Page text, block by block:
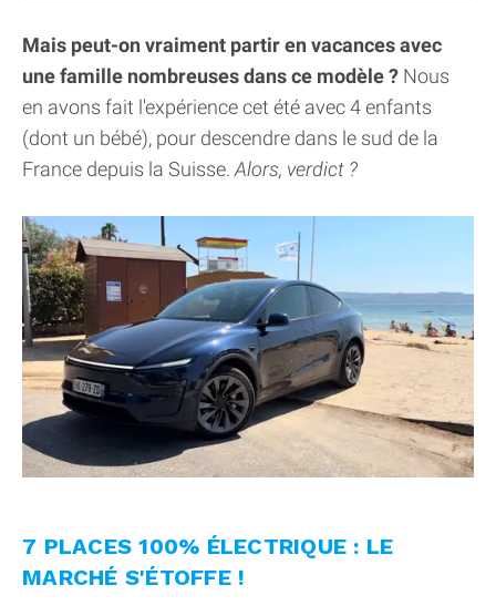
Mais peut-on vraiment partir en vacances avec
une famille nombreuses dans ce modèle ? Nous
en avons fait l'expérience cet été avec 4 enfants
(dont un bébé), pour descendre dans le sud de la
France depuis la Suisse.Alors, verdict ?
7 PLACES 100% ÉLECTRIQUE : LE
MARCHÉ S'ÉTOFFE !